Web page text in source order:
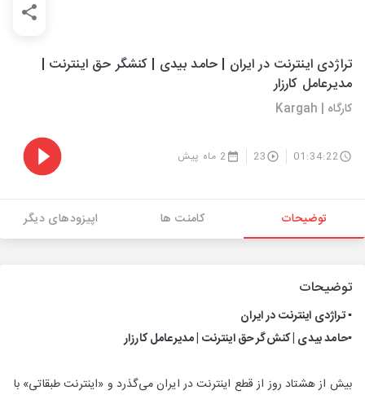
تراژدی اینترنت در ایران | حامد بیدی | کنشگر حق اینترنت |
مدیرعامل کارزار
کارگاه | Kargah
01:34:22
23 2 ماه پیش
توضیحات کامنت ها اپیزودهای دیگر
توضیحات
▪️ تراژدی اینترنت در ایران
▪️حامد بیدی | کنش‌گر حق اینترنت | مدیرعامل کارزار
بیش از هشتاد روز از قطع اینترنت در ایران می‌گذرد و «اینترنت طبقاتی» با